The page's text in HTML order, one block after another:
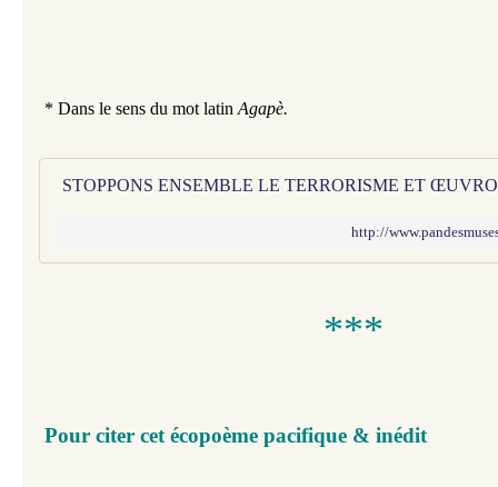
* Dans le sens du mot latin Agapè.
http://
***
Pour citer cet écopoème pacifique & inédit​​​​​